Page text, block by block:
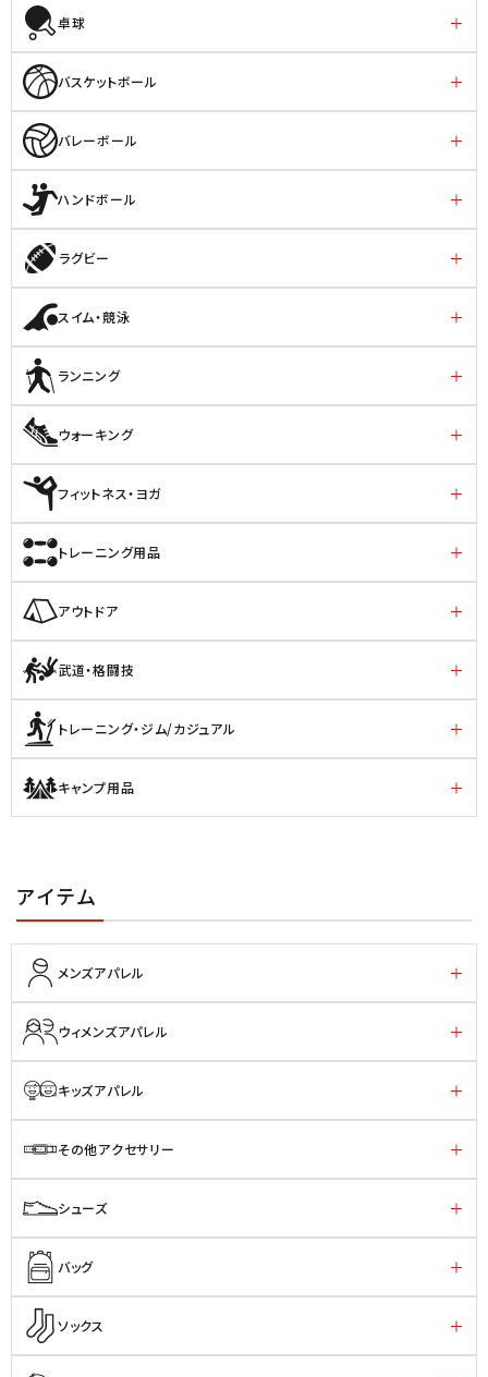
卓球
バスケットボール
バレーボール
ハンドボール
ラグビー
スイム・競泳
ランニング
ウォーキング
フィットネス・ヨガ
トレーニング用品
アウトドア
武道・格闘技
トレーニング・ジム/カジュアル
キャンプ用品
アイテム
メンズアパレル
ウィメンズアパレル
キッズアパレル
その他アクセサリー
シューズ
バッグ
ソックス